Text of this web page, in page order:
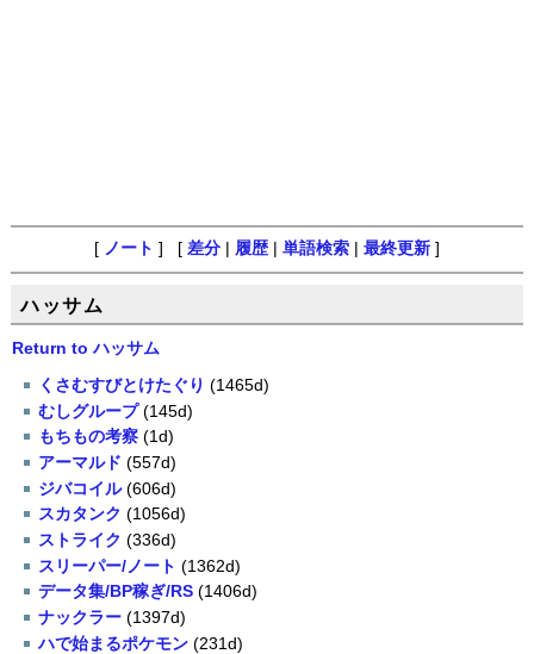
[ ノート ] [ 差分 履歴 単語検索 最終更新 ]
ハッサム
Return to ハッサム
くさむすびとけたぐり (1465d)
むしグループ(145d)
もちもの考察 (1d)
アーマルド (557d)
ジバコイル(606d)
スカタンク (1056d)
ストライク (336d)
スリーパー/ノート (1362d)
データ集/BP稼ぎ/RS (1406d)
ナックラー (1397d)
ハで始まるポケモン (231d)